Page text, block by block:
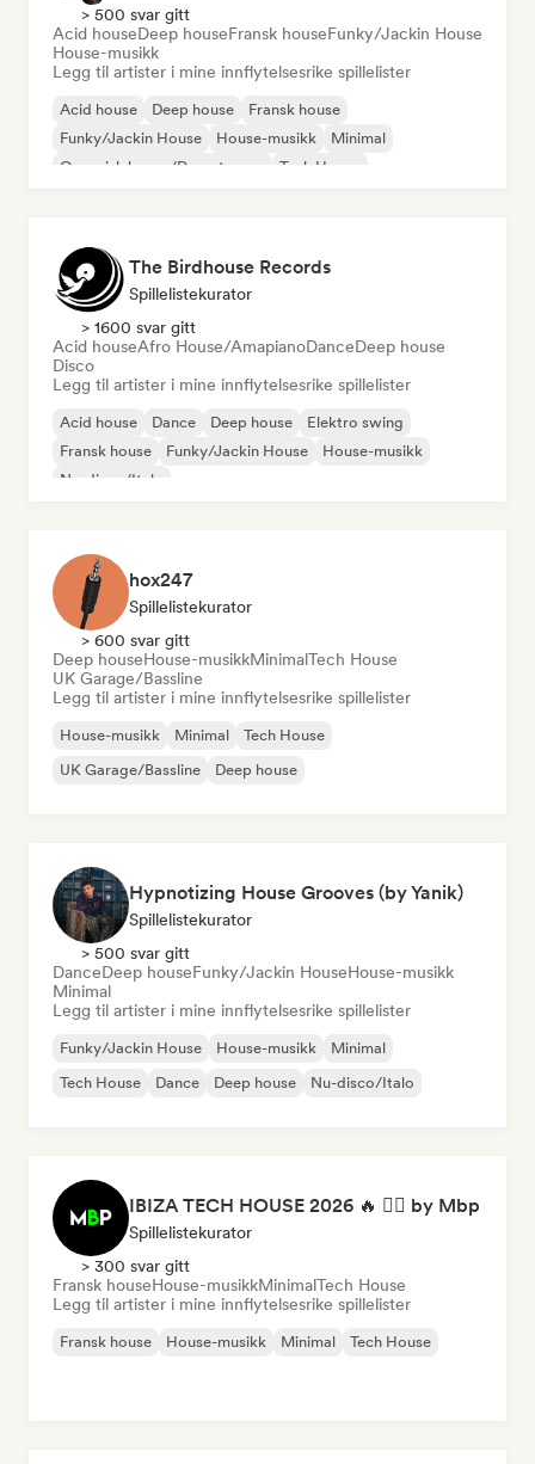
> 500 svar gitt
Acid houseDeep houseFransk houseFunky/Jackin House
House-musikk
Legg til artister i mine innflytelsesrike spillelister
Acid house Deep house
Fransk house
Funky/Jackin House
House-musikk
Minimal
Organisk house/Downtempo
Tech House
The Birdhouse Records
Spillelistekurator
> 1600 svar gitt
Acid houseAfro House/AmapianoDanceDeep house
Disco
Legg til artister i mine innflytelsesrike spillelister
Acid house Dance Deep house
Elektro swing
Fransk house
Funky/Jackin House
House-musikk
Nu-disco/Italo
hox247
Spillelistekurator
> 600 svar gitt
Deep houseHouse-musikkMinimalTech House
UK Garage/Bassline
Legg til artister i mine innflytelsesrike spillelister
House-musikk Minimal
Tech House
UK Garage/Bassline
Deep house
Hypnotizing House Grooves (by Yanik)
Spillelistekurator
> 500 svar gitt
DanceDeep houseFunky/Jackin HouseHouse-musikk
Minimal
Legg til artister i mine innflytelsesrike spillelister
Funky/Jackin House House-musikk
Minimal
Tech House
Dance Deep house Nu-disco/Italo
IBIZA TECH HOUSE 2026 🔥 😮‍💨 by Mbp
Spillelistekurator
> 300 svar gitt
Fransk houseHouse-musikkMinimalTech House
Legg til artister i mine innflytelsesrike spillelister
Fransk house House-musikk Minimal Tech House